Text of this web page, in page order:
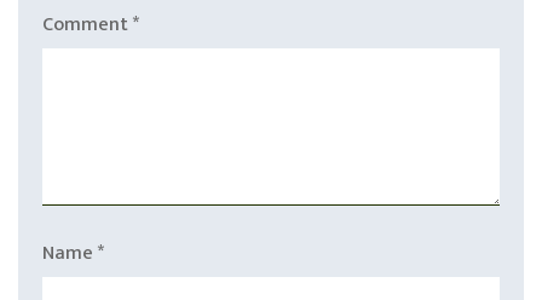
Comment*
Name*